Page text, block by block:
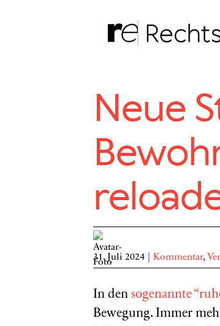
Neue
31. Juli 2024 Kommentar,
In den sogenannte
Bewegung. Immer